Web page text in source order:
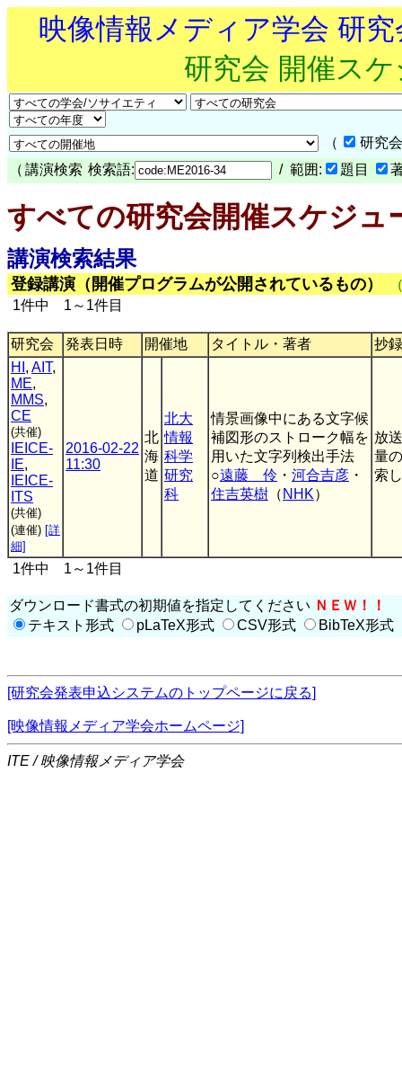
映像情報メディア学会 研
研究会 開催ス
（
研究
（ 講演検索 検索語: / 範囲: 題目
すべての研究会開催スケジュ
講演検索結果
登録講演（開催プログラムが公開されているもの）
1件中 1～1件目
研究会 発表日時 開催地 タイトル・著者
抄録
HI , AIT,
ME,
MMS,
CE
(共催)
IEICE-
IE,
IEICE-
ITS
(共催)
(連催) [詳
細]
2016-02-22
11:30
北
海
道
北大
情報
科学
研究
科
情景画像中にある文字候
補図形のストローク幅を
用いた文字列検出手法
○遠藤 伶 ・ 河合吉彦 ・
住吉英樹 （ NHK）
放
量
索
1件中 1～1件目
ダウンロード書式の初期値を指定してください ＮＥＷ！！
テキスト形式
pLaTeX形式 CSV形式 BibTeX形式
[研究会発表申込システムのトップページに戻る]
[映像情報メディア学会ホームページ]
ITE / 映像情報メディア学会